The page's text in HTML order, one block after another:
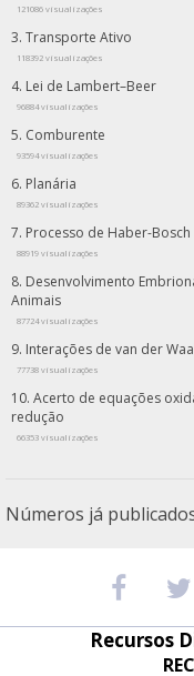
121086 visualizações
Transporte Ativo
118392 visualizações
Lei de Lambert–Beer
96884 visualizações
Comburente
93594 visualizações
Planária
89362 visualizações
Processo de Haber-Bosch
88919 visualizações
Desenvolvimento
Animais
87724 visualizações
Interações de van der
77738 visualizações
Acerto de equações
redução
66353 visualizações
Números já
Recursos